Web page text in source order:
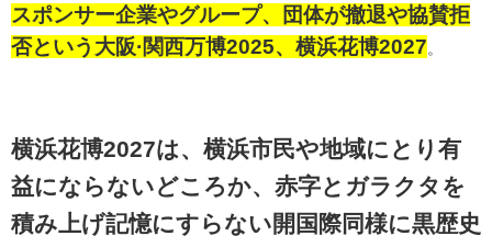
スポンサー企業やグループ、団体が撤退や協賛拒
否という大阪·関西万博2025、横浜花博2027。
横浜花博2027は、横浜市民や地域にとり有
益にならないどころか、赤字とガラクタを
積み上げ記憶にすらない開国際同様に黒歴史